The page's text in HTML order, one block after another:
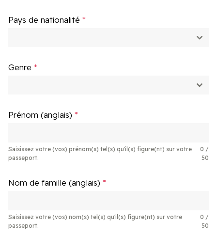
Pays de nationalité*
Genre*
Prénom (anglais)*
Saisissez votre (vos) prénom(s) tel(s) qu'il(s) figure(nt) sur votre
passeport.
0 /
50
Nom de famille (anglais)*
Saisissez votre (vos) nom(s) tel(s) qu'il(s) figure(nt) sur votre
passeport.
0 /
50